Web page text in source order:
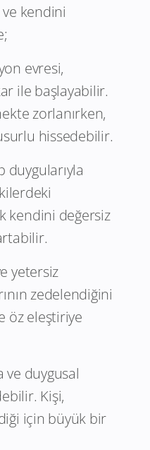
kendini
evresi,
ile başlayabilir.
zorlanırken,
hissedebilir.
duygularıyla
kendini değersiz
yetersiz
zedelendiğini
öz eleştiriye
ve duygusal
Kişi,
için büyük bir